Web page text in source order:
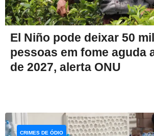
El Niño pode deixar 50
pessoas em fome aguda
de 2027, alerta ONU
CRIMES DE ÓDIO